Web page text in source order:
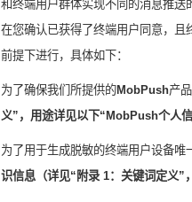
和终端用户群体实现不同的消息推
在您确认已获得了终端用户同意，
前提下进行，具体如下：
为了确保我们所提供的MobPush产
义”，用途详见以下“MobPush个人
为了用于生成脱敏的终端用户设备
识信息（详见“附录 1：关键词定义”